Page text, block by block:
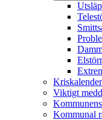
Viktigt
Kommunal